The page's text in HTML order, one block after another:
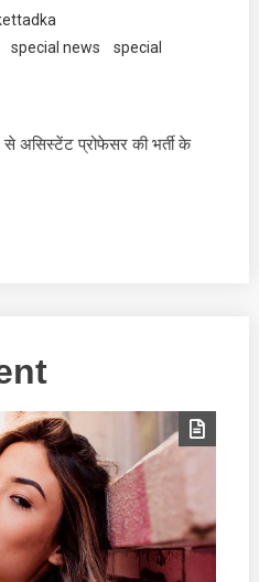
special news
special
से असिस्टेंट प्रोफेसर की भर्ती के